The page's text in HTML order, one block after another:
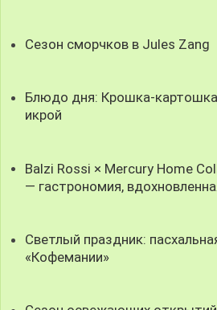
Сезон сморчков в Jules Zang
Блюдо дня: Крошка-
икрой
Balzi Rossi × Mercury Home
— гастрономия,
Светлый праздник:
«Кофемании»